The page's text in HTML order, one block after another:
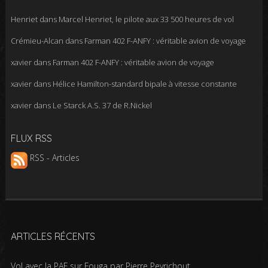
Henrietdans Marcel Henriet, le pilote aux 33 500 heures de vol
Crémieu-Alcan dans Farman 402 F-ANFY : véritable avion de voyage
xavierdans Farman 402 F-ANFY : véritable avion de voyage
xavierdans Hélice Hamilton-standard bipale à vitesse constante
xavierdans Le Starck A.S. 37 de R.Nickel
FLUX RSS
RSS - Articles
ARTICLES RÉCENTS